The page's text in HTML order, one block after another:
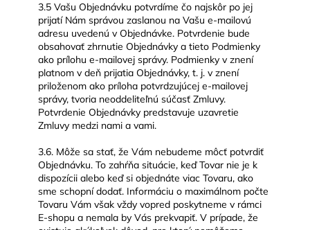
3.5 Vašu Objednávku potvrdíme čo najskôr po jej
prijatí Nám správou zaslanou na Vašu e-mailovú
adresu uvedenú v Objednávke. Potvrdenie bude
obsahovať zhrnutie Objednávky a tieto Podmienky
ako prílohu e-mailovej správy. Podmienky v znení
platnom v deň prijatia Objednávky, t. j. v znení
priloženom ako príloha potvrdzujúcej e-mailovej
správy, tvoria neoddeliteľnú súčasť Zmluvy.
Potvrdenie Objednávky predstavuje uzavretie
Zmluvy medzi nami a vami.
3.6. Môže sa stať, že Vám nebudeme môcť potvrdiť
Objednávku. To zahŕňa situácie, keď Tovar nie je k
dispozícii alebo keď si objednáte viac Tovaru, ako
sme schopní dodať. Informáciu o maximálnom počte
Tovaru Vám však vždy vopred poskytneme v rámci
E-shopu a nemala by Vás prekvapiť. V prípade, že